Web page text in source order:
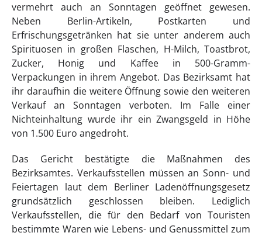
vermehrt auch an Sonntagen geöffnet gewesen.
Neben Berlin-Artikeln, Postkarten und
Erfrischungsgetränken hat sie unter anderem auch
Spirituosen in großen Flaschen, H-Milch, Toastbrot,
Zucker, Honig und Kaffee in 500-Gramm-
Verpackungen in ihrem Angebot. Das Bezirksamt hat
ihr daraufhin die weitere Öffnung sowie den weiteren
Verkauf an Sonntagen verboten. Im Falle einer
Nichteinhaltung wurde ihr ein Zwangsgeld in Höhe
von 1.500 Euro angedroht.
Das Gericht bestätigte die Maßnahmen des
Bezirksamtes. Verkaufsstellen müssen an Sonn- und
Feiertagen laut dem Berliner Ladenöffnungsgesetz
grundsätzlich geschlossen bleiben. Lediglich
Verkaufsstellen, die für den Bedarf von Touristen
bestimmte Waren wie Lebens- und Genussmittel zum